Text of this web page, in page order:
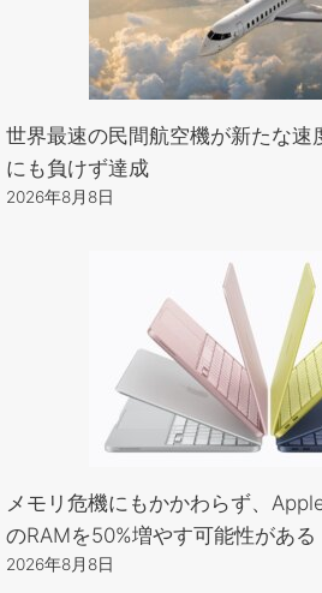
世界最速の民間航空機が新たな速
にも負けず達成
2026年8月8日
メモリ危機にもかかわらず、
のRAMを50%増やす可能性がある
2026年8月8日